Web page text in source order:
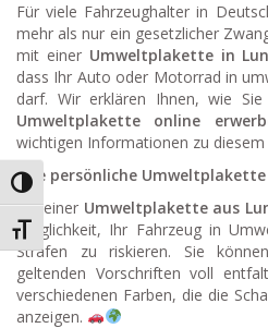
Umschalten auf hohe Kontraste
Schrift vergrößern
Für viele Fahrzeughalter in
mehr als nur ein gesetzlicher
mit einer Umweltplakette in
dass Ihr Auto oder Motorrad in
darf. Wir erklären Ihnen, wie
Umweltplakette online
wichtigen Informationen zu diesem
Ihre persönliche
Mit einer Umweltplakette aus
Möglichkeit, Ihr Fahrzeug in
Strafen zu riskieren. Sie
geltenden Vorschriften voll
verschiedenen Farben, die die
anzeigen.